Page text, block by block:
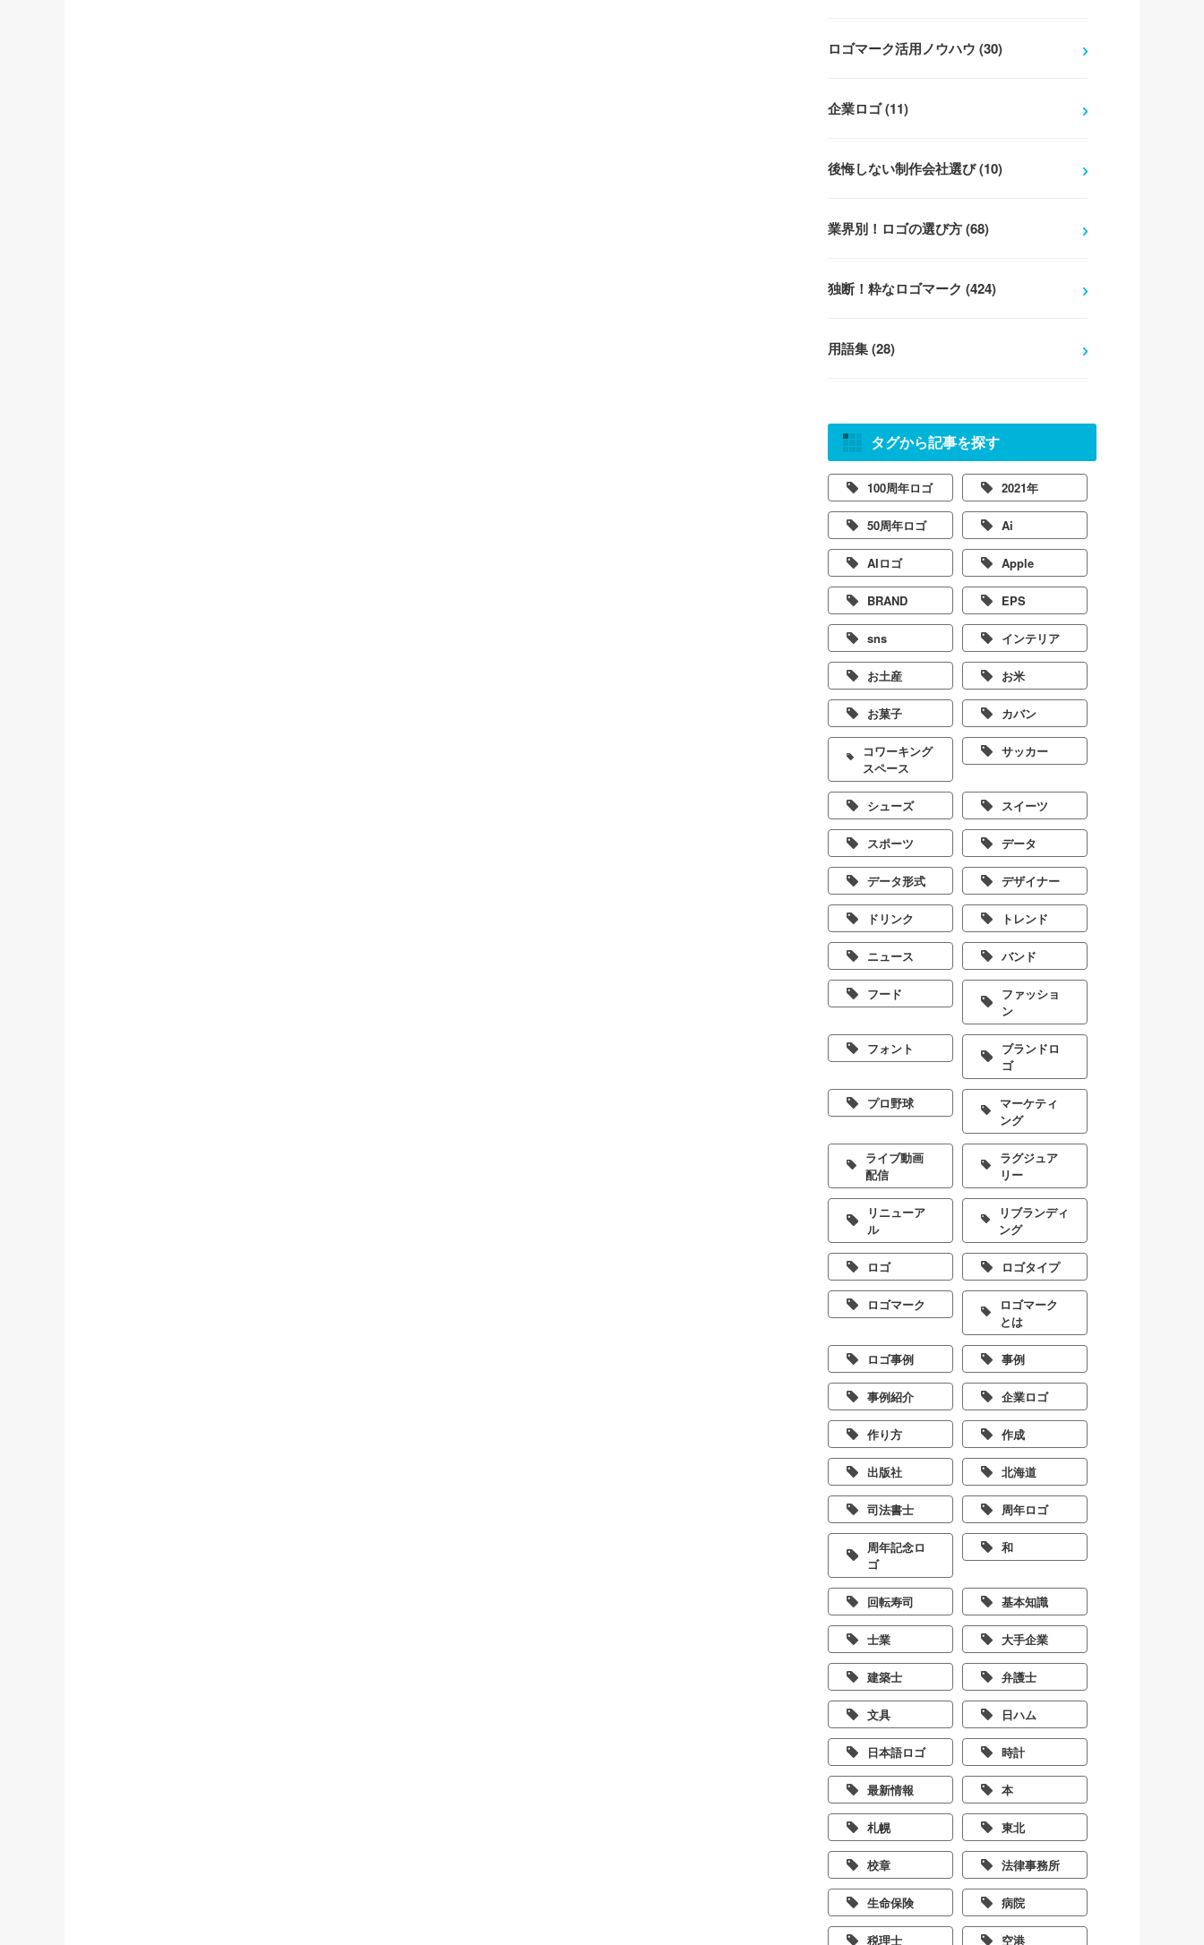
ロゴマーク活用ノウハウ (30)
企業ロゴ (11)
後悔しない制作会社選び (10)
業界別！ロゴの選び方 (68)
独断！粋なロゴマーク (424)
用語集 (28)
タグから記事を探す
100周年ロゴ 2021年
50周年ロゴ Ai
AIロゴ Apple
BRAND EPS
sns インテリア
お土産 お米
お菓子 カバン
コワーキング
スペース
サッカー
シューズ スイーツ
スポーツ データ
データ形式 デザイナー
ドリンク トレンド
ニュース バンド
フード
ファッショ
ン
フォント
ブランドロ
ゴ
プロ野球
マーケティ
ング
ライブ動画
配信
ラグジュア
リー
リニューア
ル
リブランディ
ング
ロゴ ロゴタイプ
ロゴマーク
ロゴマーク
とは
ロゴ事例 事例
事例紹介 企業ロゴ
作り方 作成
出版社 北海道
司法書士 周年ロゴ
周年記念ロ
ゴ
和
回転寿司 基本知識
士業 大手企業
建築士 弁護士
文具 日ハム
日本語ロゴ 時計
最新情報 本
札幌 東北
校章 法律事務所
生命保険 病院
税理士 空港